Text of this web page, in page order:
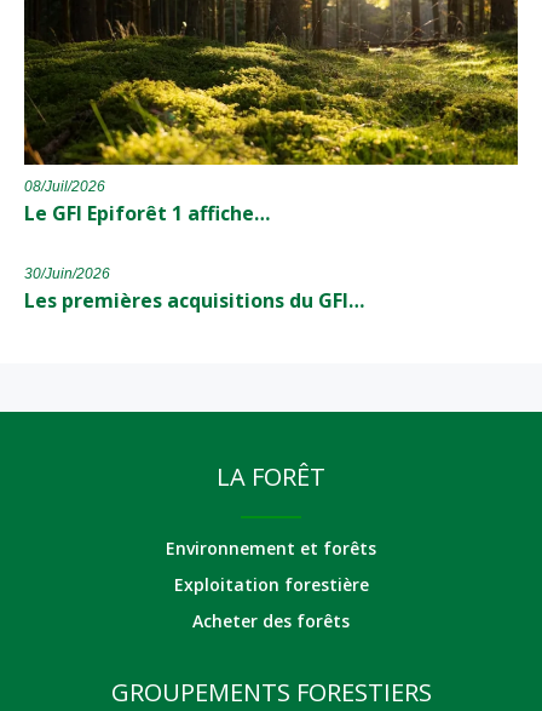
08/Juil/2026
Le GFI Epiforêt 1 affiche…
30/Juin/2026
Les premières acquisitions du GFI…
LA FORÊT
Environnement et forêts
Exploitation forestière
Acheter des forêts
GROUPEMENTS FORESTIERS